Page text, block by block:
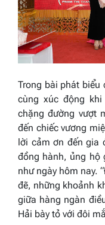
Trong bài phát biểu
cùng xúc động
chặng đường vượt
đến chiếc vương
lời cảm ơn đến gia
đồng hành, ủng hộ
như ngày hôm nay.
đẽ, những khoảnh
giữa hàng ngàn
Hải bày tỏ với đôi